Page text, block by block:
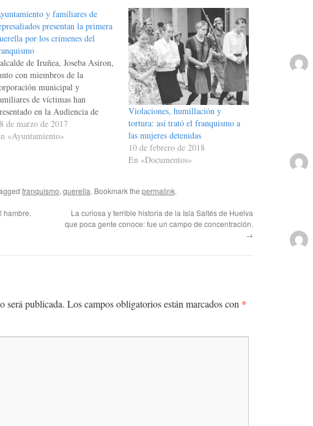
y familiares de
presentan la primera
por los crímenes del
de Iruñea, Joseba Asiron,
con miembros de la
municipal y
de víctimas han
en la Audiencia de
la documentación que
a la primera querella a
de marzo de 2017
«Ayuntamiento»
Violaciones, humillación y
tortura: así trató el franquismo a
las mujeres detenidas
10 de febrero de 2018
En «Documentos»
franquismo, querella. Bookmark the permalink.
hambre.
La curiosa y terrible historia de la Isla Saltés de Huelva
que poca gente conoce: fue un campo de concentración.
→
será publicada. Los campos obligatorios están marcados con *